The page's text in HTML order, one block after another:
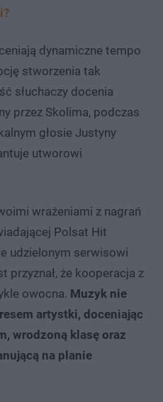
dynamiczne tempo
stworzenia tak
słuchaczy docenia
przez Skolima, podczas
głosie Justyny
utworowi
wrażeniami z nagrań
Polsat Hit
udzielonym serwisowi
że kooperacja z
owocna. Muzyk nie
artystki, doceniając
wrodzoną klasę oraz
na planie